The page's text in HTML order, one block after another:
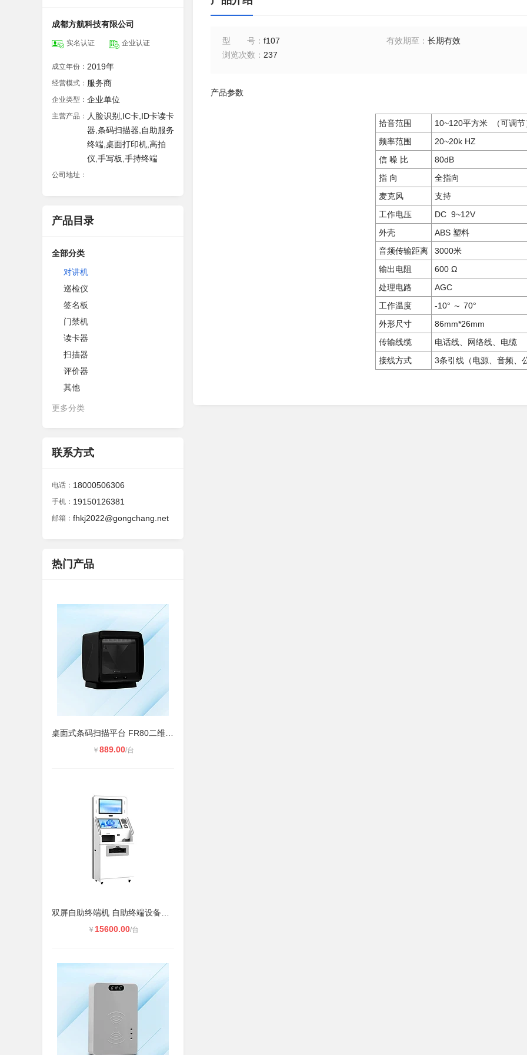
成都方航科技有限公司
实名认证 企业认证
成立年份： 2019年
经营模式： 服务商
企业类型： 企业单位
主营产品： 人脸识别,IC卡,ID卡读卡
器,条码扫描器,自助服务
终端,桌面打印机,高拍
仪,手写板,手持终端
公司地址：
产品目录
全部分类
对讲机
巡检仪
签名板
门禁机
读卡器
扫描器
评价器
其他
更多分类
联系方式
电话： 18000506306
手机： 19150126381
邮箱： fhkj2022@gongchang.net
热门产品
￥ 889.00/台
￥ 15600.00/台
型号 ： f107 有效期至 ： 长期有效
浏览次数 ： 237
产品参数
拾音范围 10~120平方米
（可调节
频率范围
20~20k HZ
信 噪 比
80dB
指 向
全指向
麦克风
支持
工作电压
DC 9~12V
外壳
ABS 塑料
音频传输距离
3000米
输出电阻
600 Ω
处理电路
AGC
工作温度
-10° ～ 70°
外形尺寸
86mm*26mm
传输线缆
电话线、网络线、电缆
接线方式
3条引线（电源、音频、